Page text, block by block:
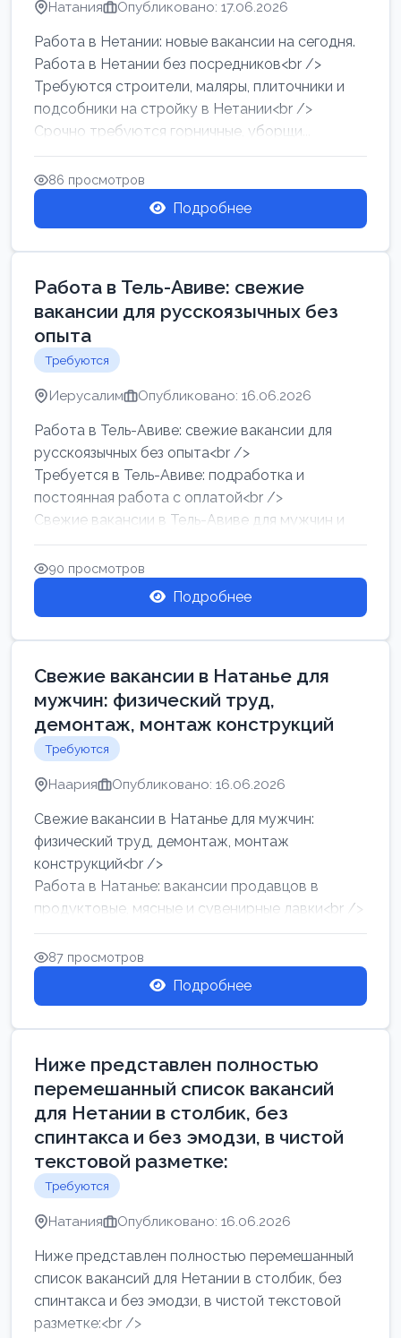
Натания Опубликовано: 17.06.2026
Работа в Нетании: новые вакансии на сегодня.
Работа в Нетании без посредников<br />
Требуются строители, маляры, плиточники и
подсобники на стройку в Нетании<br />
Срочно требуются горничные, уборщи...
86 просмотров
Подробнее
Работа в Тель-Авиве: свежие
вакансии для русскоязычных без
опыта
Требуются
Иерусалим Опубликовано: 16.06.2026
Работа в Тель-Авиве: свежие вакансии для
русскоязычных без опыта<br />
Требуется в Тель-Авиве: подработка и
постоянная работа с оплатой<br />
Свежие вакансии в Тель-Авиве для мужчин и
женщин от хозя...
90 просмотров
Подробнее
Свежие вакансии в Натанье для
мужчин: физический труд,
демонтаж, монтаж конструкций
Требуются
Наария Опубликовано: 16.06.2026
Свежие вакансии в Натанье для мужчин:
физический труд, демонтаж, монтаж
конструкций<br />
Работа в Натанье: вакансии продавцов в
продуктовые, мясные и сувенирные лавки<br />
Разнорабочий на сборку м...
87 просмотров
Подробнее
Ниже представлен полностью
перемешанный список вакансий
для Нетании в столбик, без
спинтакса и без эмодзи, в чистой
текстовой разметке:
Требуются
Натания Опубликовано: 16.06.2026
Ниже представлен полностью перемешанный
список вакансий для Нетании в столбик, без
спинтакса и без эмодзи, в чистой текстовой
разметке:<br />